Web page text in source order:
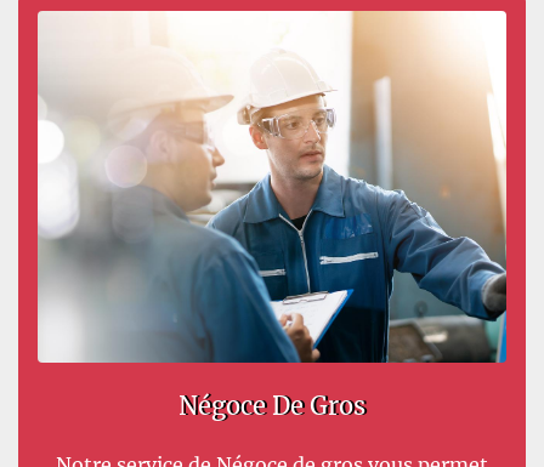
Négoce De Gros